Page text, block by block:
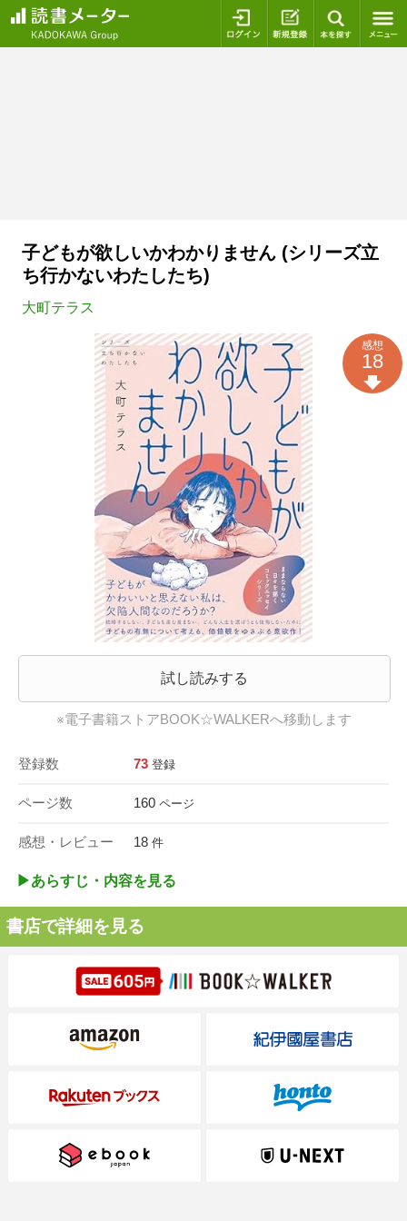
ログイン 新規登録
子どもが欲しいかわかりません (シリーズ立
ち行かないわたしたち)
大町テラス
試し読みする
※電子書籍ストアBOOK☆WALKERへ移動します
登録数 73 登録
ページ数 160 ページ
感想・レビュー 18 件
感想
18
▶︎あらすじ・内容を見る
書店で詳細を見る